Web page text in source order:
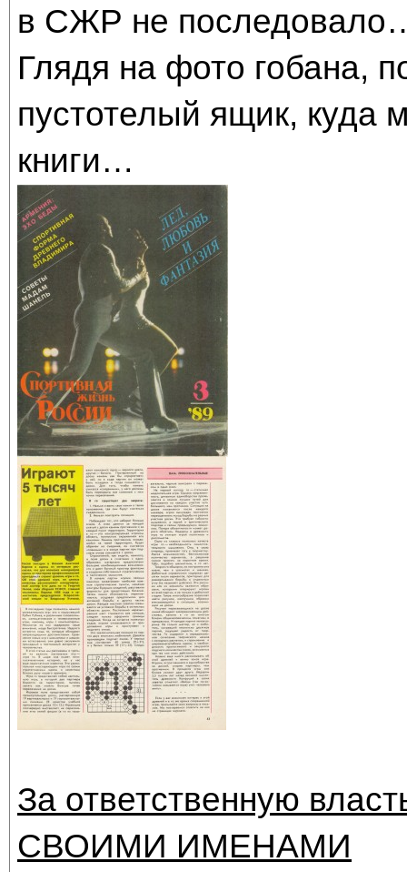
в СЖР не
Глядя на фото гобана,
пустотелый ящик, куда
книги…
За ответственную
СВОИМИ ИМЕНАМИ